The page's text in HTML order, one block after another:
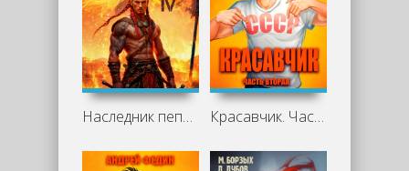
Наследник пепла. Книга IV - М. Борзых, Дмитрий Дубов Красавчик. Часть 2 - Андрей Федин